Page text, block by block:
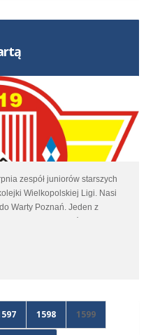
zespół juniorów starszych
Wielkopolskiej Ligi. Nasi
Warty Poznań. Jeden z
graczom, którzy
1598 1599